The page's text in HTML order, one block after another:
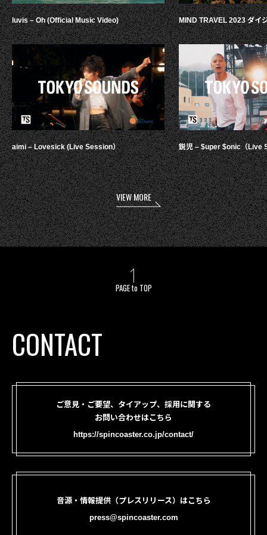
luvis – Oh (Official Music Video)
aimi – Lovesick (Live Session）
MIND TRAVEL 2023 ダイ
鋭児 – $uper $onic（Live
VIEW MORE
PAGE to TOP
CONTACT
ご意見・ご要望、タイアップ、採用に関する
お問い合わせはこちら
https://spincoaster.co.jp/contact/
音源・情報提供（プレスリリース）はこちら
press@spincoaster.com